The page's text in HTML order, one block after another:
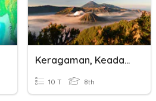
Keragaman, Keadaan Dan Letak Geografis Indonesia
10 T 8th